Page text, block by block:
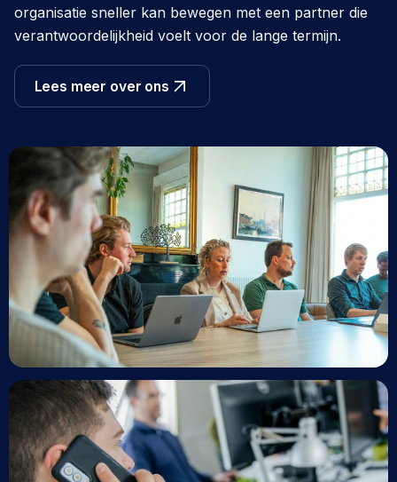
organisatie sneller kan bewegen met een partner die
verantwoordelijkheid voelt voor de lange termijn.
Lees meer over ons